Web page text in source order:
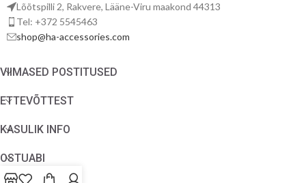
Lõõtspilli 2, Rakvere, Lääne-Viru maakond 44313
Tel: +372 5545463
shop@ha-accessories.com
VIIMASED POSTITUSED
ETTEVÕTTEST
KASULIK INFO
OSTUABI